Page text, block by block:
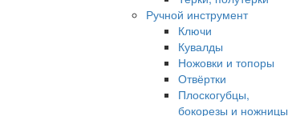
Ручной инструмент
Ключи
Кувалды
Ножовки и топоры
Отвёртки
Плоскогубцы,
бокорезы и ножницы